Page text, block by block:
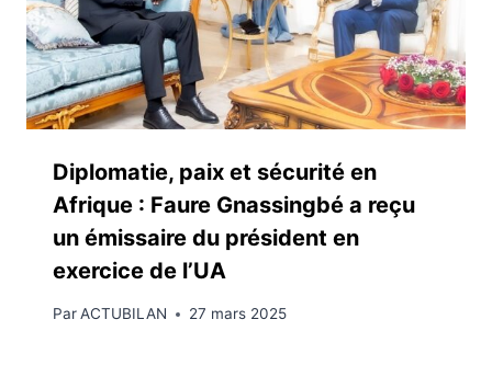
Diplomatie, paix et sécurité en
Afrique : Faure Gnassingbé a reçu
un émissaire du président en
exercice de l’UA
ParACTUBILAN 27 mars 2025